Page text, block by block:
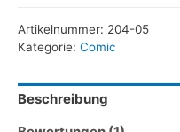
Artikelnummer: 204-05
Kategorie: Comic
Beschreibung